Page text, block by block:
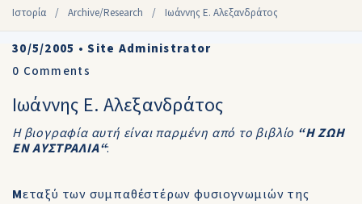
Ιστορία / Archive/Research / Ιωάννης Ε. Αλεξανδράτος
30/5/2005 •Site Administrator
0 Comments
Ιωάννης Ε. Αλεξανδράτος
Η βιογραφία αυτή είναι παρμένη από το βιβλίο “Η ΖΩΗ
ΕΝ ΑΥΣΤΡΑΛΙΑ“:
Mεταξύ των συμπαθέστέρων φυσιογνωμιών της